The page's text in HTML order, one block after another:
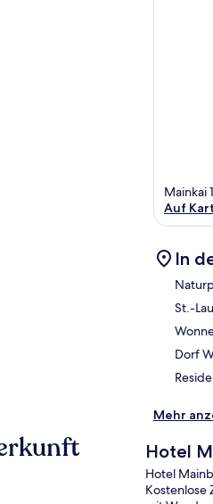
Mainkai
Auf
In
St.-
Dorf
Mehr
Hotel
Hotel
Kostenlose